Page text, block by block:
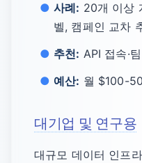
사례: 20개 이상
벨, 캠페인 교차
추천: API 접속·
예산: 월 $100-
대기업 및 연구용
대규모 데이터 인프